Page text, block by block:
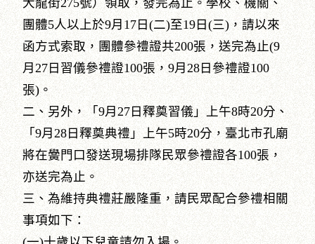
大龍街275號）領取，發完為止。學校、機關、
團體5人以上於9月17日(二)至19日(三)，請以來
函方式索取，團體參禮證共200張，送完為止(9
月27日習儀參禮證100張，9月28日參禮證100
張)。
二、另外，「9月27日釋奠習儀」上午8時20分、
「9月28日釋奠典禮」上午5時20分，臺北市孔廟
將在黌門口發送現場排隊民眾參禮證各100張，
亦送完為止。
三、為維持典禮莊嚴隆重，請民眾配合參禮相關
事項如下：